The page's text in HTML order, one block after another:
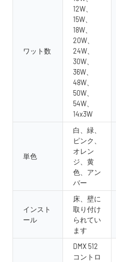
ワット数
12W、
15W、
18W、
20W、
24W、
30W、
36W、
48W、
50W、
54W、
14x3W
単色
白、緑、
ピンク、
オレン
ジ、黄
色、アン
バー
インスト
ール
床、壁に
取り付け
られてい
ます
DMX 512
コントロ